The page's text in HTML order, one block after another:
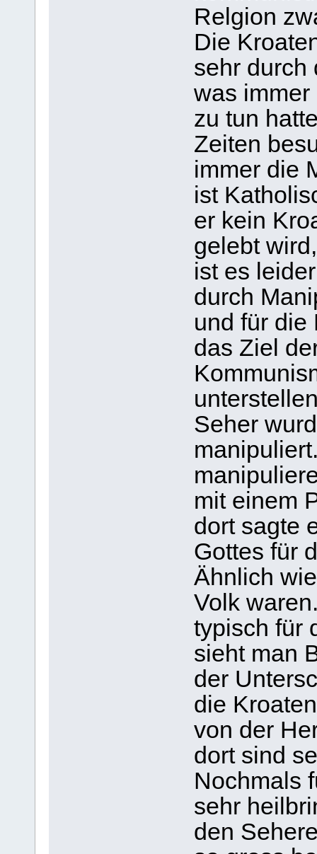
Relgion
Die
sehr durch
was
zu tun
Zeiten
immer die
ist
er kein
gelebt
ist es
durch
und für die
das Ziel
Seher
mit einem
dort sagte
Gottes für
Ähnlich
Volk
typisch für
sieht man
der
die
von der
dort sind
Nochmals
sehr
den